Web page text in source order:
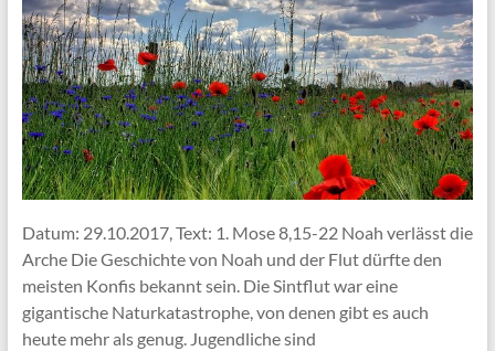
Datum: 29.10.2017, Text: 1. Mose 8,15-22 Noah verlässt die
Arche Die Geschichte von Noah und der Flut dürfte den
meisten Konfis bekannt sein. Die Sintflut war eine
gigantische Naturkatastrophe, von denen gibt es auch
heute mehr als genug. Jugendliche sind